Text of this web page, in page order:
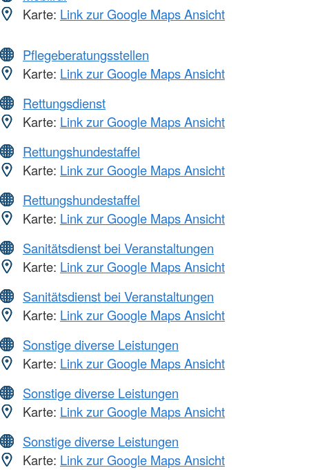
Karte: Link zur Google Maps Ansicht
Pflegeberatungsstellen
Karte: Link zur Google Maps Ansicht
Rettungsdienst
Karte: Link zur Google Maps Ansicht
Rettungshundestaffel
Karte: Link zur Google Maps Ansicht
Rettungshundestaffel
Karte: Link zur Google Maps Ansicht
Sanitätsdienst bei Veranstaltungen
Karte: Link zur Google Maps Ansicht
Sanitätsdienst bei Veranstaltungen
Karte: Link zur Google Maps Ansicht
Sonstige diverse Leistungen
Karte: Link zur Google Maps Ansicht
Sonstige diverse Leistungen
Karte: Link zur Google Maps Ansicht
Sonstige diverse Leistungen
Karte: Link zur Google Maps Ansicht